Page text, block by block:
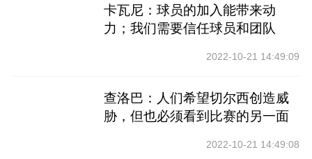
卡瓦尼：球员的加入能带来动
力；我们需要信任球员和团队
2022-10-21 14:49:09
查洛巴：人们希望切尔西创造威
胁，但也必须看到比赛的另一面
2022-10-21 14:49:08